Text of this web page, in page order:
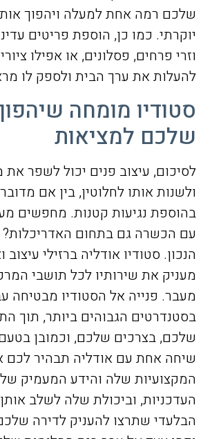
שלכם רמה אחת למעלה ויהפוך
יוקרתי. כמו כן, הוספת פריטים
וזרי פרחים, פסלונים, או אפילו
להעלות את ערך הבית ולספק לו
סטודיו מומחה
שלכם למציאות
לסיכום, עיצוב פנים יכול לשפר
ולשנות אותו לחלוטין, בין אם
בהוספת נגיעות קטנות. מחפשים
עם הכשרה גם בתחום
הנכון. סטודיו אודליה ברזילי
מעניק את שירותיו לכל תושבי
מעבר. פנייה אל הסטודיו מבטיחה
בסטנדרטים הגבוהים ביותר, תוך
שלכם, בצרכים שלכם, וכמובן
שיחה אחת עם אודליה תבהיר
המקצועיות שלה והידע המעמיק
העדכניות, וביכולת שלה לשלב
הבלעדי שתרצו להעניק לדירה